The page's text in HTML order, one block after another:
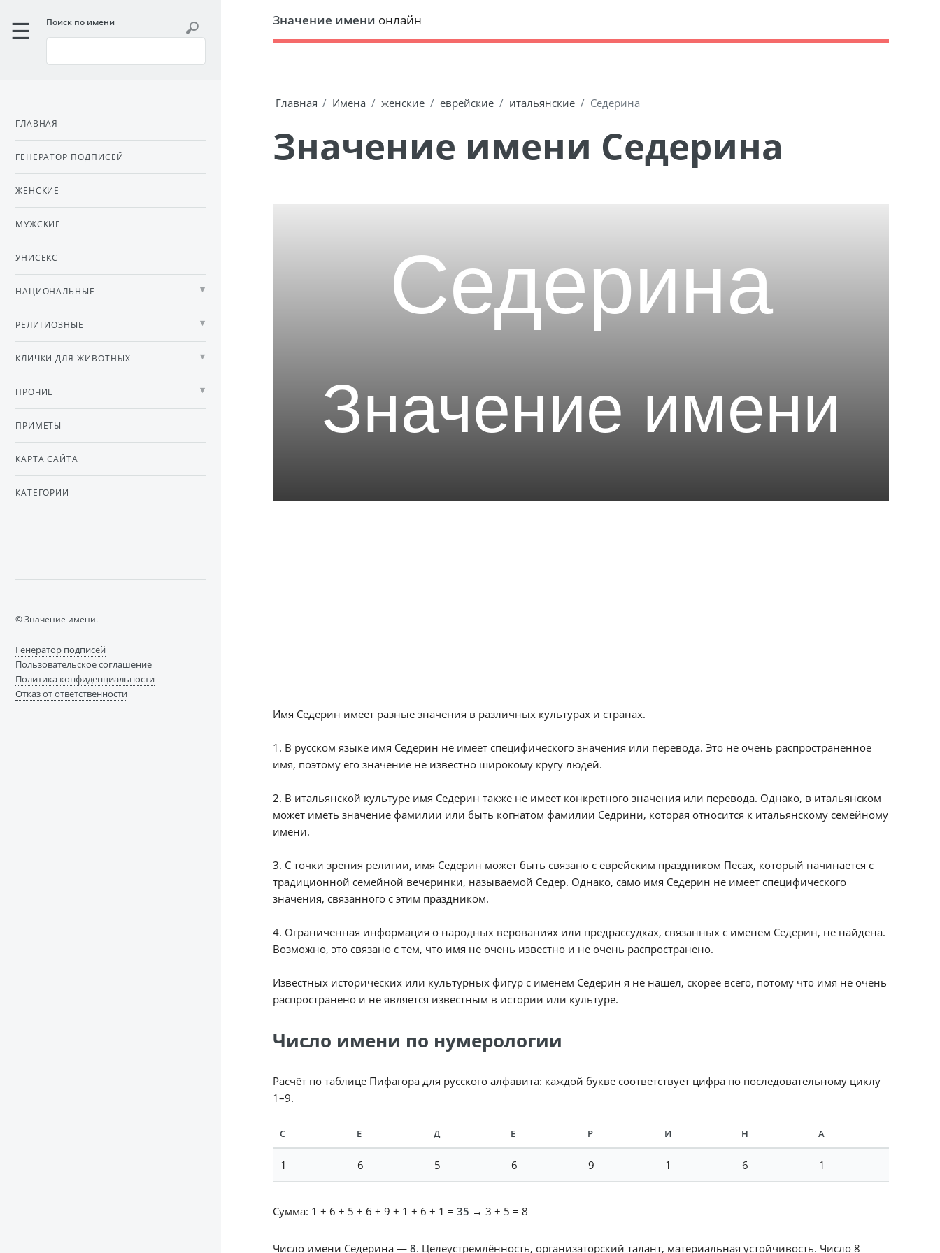
Значение имени онлайн
Главная Имена женские еврейские итальянские Седерина
Значение имени Седерина
Имя Седерин имеет разные значения в различных культурах и странах.
1. В русском языке имя Седерин не имеет специфического значения или перевода. Это не очень распространенное
имя, поэтому его значение не известно широкому кругу людей.
2. В итальянской культуре имя Седерин также не имеет конкретного значения или перевода. Однако, в итальянском
может иметь значение фамилии или быть когнатом фамилии Седрини, которая относится к итальянскому семейному
имени.
3. С точки зрения религии, имя Седерин может быть связано с еврейским праздником Песах, который начинается с
традиционной семейной вечеринки, называемой Седер. Однако, само имя Седерин не имеет специфического
значения, связанного с этим праздником.
4. Ограниченная информация о народных верованиях или предрассудках, связанных с именем Седерин, не найдена.
Возможно, это связано с тем, что имя не очень известно и не очень распространено.
Известных исторических или культурных фигур с именем Седерин я не нашел, скорее всего, потому что имя не очень
распространено и не является известным в истории или культуре.
Число имени по нумерологии
Расчёт по таблице Пифагора для русского алфавита: каждой букве соответствует цифра по последовательному циклу
1–9.
С Е Д Е Р И Н А
1 6 5 6 9 1 6 1
Сумма: 1 + 6 + 5 + 6 + 9 + 1 + 6 + 1 = 35 → 3 + 5 = 8
Число имени Седерина — 8. Целеустремлённость, организаторский талант, материальная устойчивость. Число 8
Поиск по имени
ГЛАВНАЯ
ГЕНЕРАТОР ПОДПИСЕЙ
ЖЕНСКИЕ
МУЖСКИЕ
УНИСЕКС
НАЦИОНАЛЬНЫЕ
РЕЛИГИОЗНЫЕ
КЛИЧКИ ДЛЯ ЖИВОТНЫХ
ПРОЧИЕ
ПРИМЕТЫ
КАРТА САЙТА
КАТЕГОРИИ
© Значение имени.
Генератор подписей
Пользовательское соглашение
Политика конфиденциальности
Отказ от ответственности